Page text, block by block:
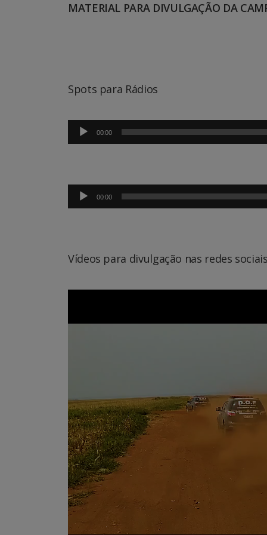
MATERIAL PARA DIVULGAÇÃO DA
Spots para Rádios
Tocador
de
00:00
Tocador
de
00:00
Vídeos para divulgação nas redes sociais
vídeo